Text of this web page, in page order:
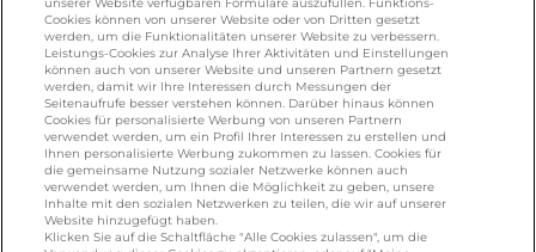
KONTAKT
foodservice.info@de.lactalis.com
Lactalis Deutschland GmbH - Tel: +49 (0)751
887 366 /lactalis.de
Omira Bodenseemilch GmbH - Tel: +49
unserer Website verfügbaren Formulare auszufüllen. Funktions-
Cookies können von unserer Website oder von Dritten gesetzt
werden, um die Funktionalitäten unserer Website zu verbessern.
Leistungs-Cookies zur Analyse Ihrer Aktivitäten und Einstellungen
können auch von unserer Website und unseren Partnern gesetzt
werden, damit wir Ihre Interessen durch Messungen der
Seitenaufrufe besser verstehen können. Darüber hinaus können
Cookies für personalisierte Werbung von unseren Partnern
verwendet werden, um ein Profil Ihrer Interessen zu erstellen und
Ihnen personalisierte Werbung zukommen zu lassen. Cookies für
die gemeinsame Nutzung sozialer Netzwerke können auch
verwendet werden, um Ihnen die Möglichkeit zu geben, unsere
Inhalte mit den sozialen Netzwerken zu teilen, die wir auf unserer
Website hinzugefügt haben.
Klicken Sie auf die Schaltfläche "Alle Cookies zulassen", um die